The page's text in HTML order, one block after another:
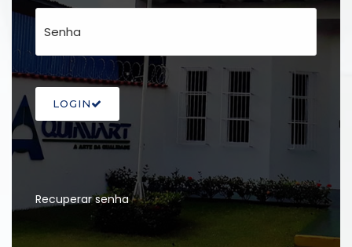
LOGIN
Recuperar senha